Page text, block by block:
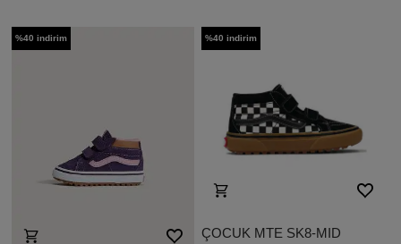
%40 indirim %40 indirim
ÇOCUK MTE SK8-MID